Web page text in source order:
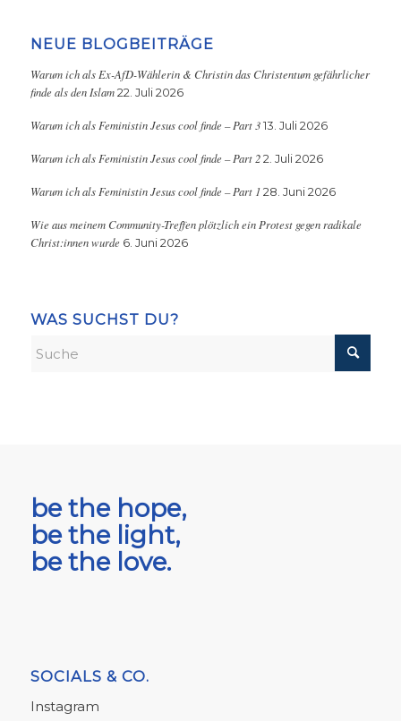
NEUE BLOGBEITRÄGE
Warum ich als Ex-AfD-Wählerin & Christin das Christentum gefährlicher
finde als den Islam 22. Juli 2026
Warum ich als Feministin Jesus cool finde – Part 3 13. Juli 2026
Warum ich als Feministin Jesus cool finde – Part 2 2. Juli 2026
Warum ich als Feministin Jesus cool finde – Part 1 28. Juni 2026
Wie aus meinem Community-Treffen plötzlich ein Protest gegen radikale
Christ:innen wurde 6. Juni 2026
WAS SUCHST DU?
be the hope,
be the light,
be the love.
SOCIALS & CO.
Instagram